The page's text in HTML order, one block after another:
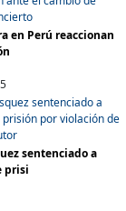
en Perú reaccionan
sentenciado a
prisi